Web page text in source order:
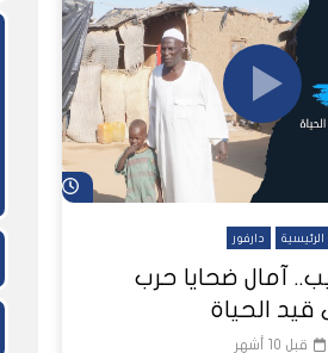
كيف أفرغت الحرب حقول مشروع
من العمال الزراعيين؟
شاهد لاحقاً
الغلاء يطال كل شيء ويهدد لقمة
السودانيين
شاهد
الرئيسية دارفور
آمال ضحايا حرب
الحياة
قبل 10 أشهر